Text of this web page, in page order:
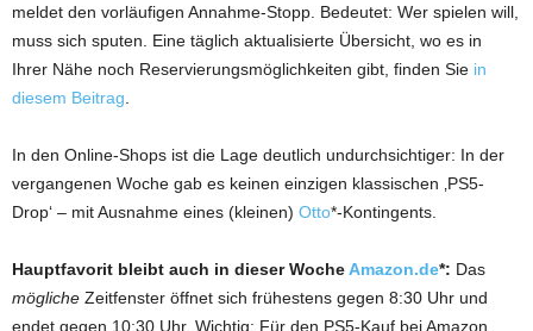
meldet den vorläufigen Annahme-Stopp. Bedeutet: Wer spielen will,
muss sich sputen. Eine täglich aktualisierte Übersicht, wo es in
Ihrer Nähe noch Reservierungsmöglichkeiten gibt, finden Sie in
diesem Beitrag
In den Online-Shops ist die Lage deutlich undurchsichtiger: In der
vergangenen Woche gab es keinen einzigen klassischen ‚PS5-
Drop‘ – mit Ausnahme eines (kleinen) Otto*-Kontingents.
Hauptfavorit bleibt auch in dieser WocheAmazon.de*: Das
mögliche Zeitfenster öffnet sich frühestens gegen 8:30 Uhr und
endet gegen 10:30 Uhr. Wichtig: Für den PS5-Kauf bei Amazon